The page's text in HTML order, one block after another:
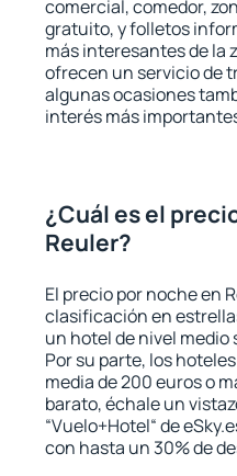
comercial, comedor,
gratuito, y folletos
más interesantes de la
ofrecen un servicio de
algunas ocasiones
interés más
¿Cuál es el
Reuler?
El precio por noche en
clasificación en
un hotel de nivel
Por su parte, los
media de 200 euros o
barato, échale un
“Vuelo+Hotel“ de
con hasta un 30% de